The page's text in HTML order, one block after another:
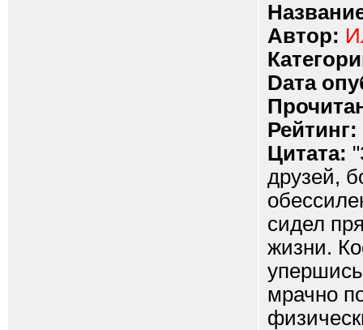
Автор:
Dата
Рейтинг:
Цитата:
друзей,
сидел
жизни.
мрачно